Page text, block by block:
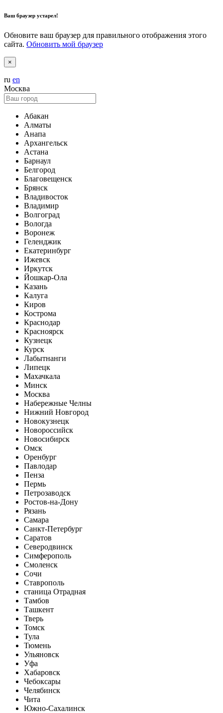
Ваш браузер устарел!
Обновите ваш браузер для правильного отображения этого
сайта. Обновить мой браузер
×
ru en
Москва
Абакан
Алматы
Анапа
Архангельск
Астана
Барнаул
Белгород
Благовещенск
Брянск
Владивосток
Владимир
Волгоград
Вологда
Воронеж
Геленджик
Екатеринбург
Ижевск
Иркутск
Йошкар-Ола
Казань
Калуга
Киров
Кострома
Краснодар
Красноярск
Кузнецк
Курск
Лабытнанги
Липецк
Махачкала
Минск
Москва
Набережные Челны
Нижний Новгород
Новокузнецк
Новороссийск
Новосибирск
Омск
Оренбург
Павлодар
Пенза
Пермь
Петрозаводск
Ростов-на-Дону
Рязань
Самара
Санкт-Петербург
Саратов
Северодвинск
Симферополь
Смоленск
Сочи
Ставрополь
станица Отрадная
Тамбов
Ташкент
Тверь
Томск
Тула
Тюмень
Ульяновск
Уфа
Хабаровск
Чебоксары
Челябинск
Чита
Южно-Сахалинск